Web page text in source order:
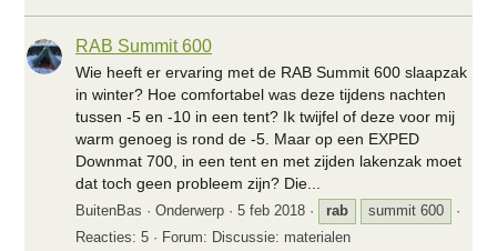
RAB Summit 600
Wie heeft er ervaring met de RAB Summit 600 slaapzak
in winter? Hoe comfortabel was deze tijdens nachten
tussen -5 en -10 in een tent? Ik twijfel of deze voor mij
warm genoeg is rond de -5. Maar op een EXPED
Downmat 700, in een tent en met zijden lakenzak moet
dat toch geen probleem zijn? Die...
BuitenBas Onderwerp 5 feb 2018 rab
summit 600
Reacties: 5
Forum: Discussie: materialen